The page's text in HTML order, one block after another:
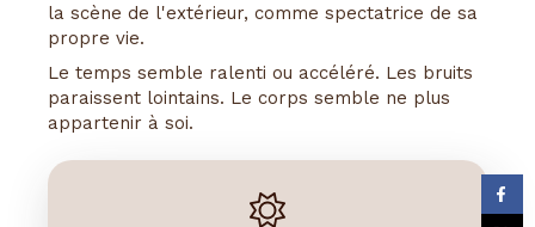
la scène de l'extérieur, comme spectatrice de sa
propre vie.
Le temps semble ralenti ou accéléré. Les bruits
paraissent lointains. Le corps semble ne plus
appartenir à soi.